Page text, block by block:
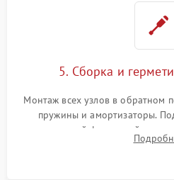
5. Сборка и
Монтаж всех узлов в обратном
пружины и амортизаторы.
надежной фиксацией
герметиком для